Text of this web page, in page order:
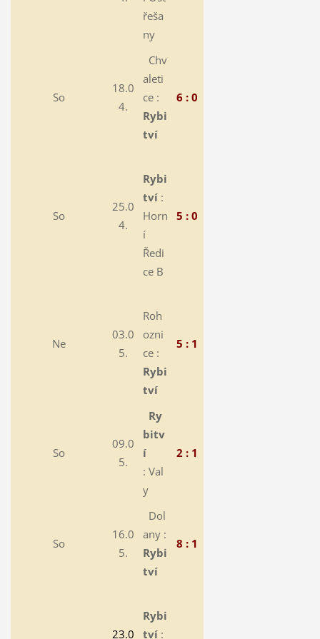
řeša
ny
So
18.0
4.
Chv
aleti
ce :
Rybi
tví
6 : 0
So
25.0
4.
Rybi
tví :
Horn
í
Ředi
ce B
5 : 0
Ne
03.0
5.
Roh
ozni
ce :
Rybi
tví
5 : 1
So
09.0
5.
Ry
bitv
í
: Val
y
2 : 1
So
16.0
5.
Dol
any :
Rybi
tví
8 : 1
23.0
Rybi
tví: